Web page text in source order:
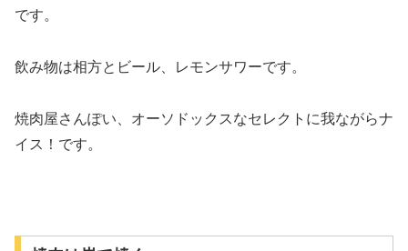
です。
飲み物は相方とビール、レモンサワーです。
焼肉屋さんぽい、オーソドックスなセレクトに我ながらナ
イス！です。